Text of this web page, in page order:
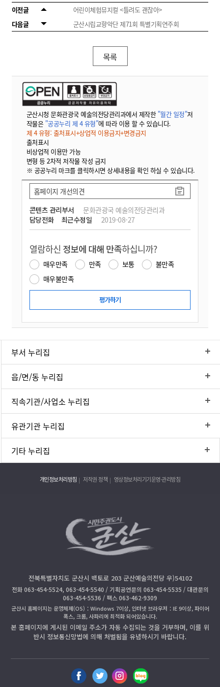
이전글
어린이체험뮤지컬 <틀려도 괜찮아>
다음글
군산시립교향악단 제71회 특별기획연주회
목록
군산시청 문화관광국 예술의전당관리과에서 제작한 "월간 일정"저
작물은 "공공누리 제 4 유형"에 따라 이용 할 수 있습니다.
제 4 유형: 출처표시+상업적 이용금지+변경금지
출처표시
비상업적 이용만 가능
변형 등 2차적 저작물 작성 금지
※ 공공누리 마크를 클릭하시면 상세내용을 확인 하실 수 있습니다.
콘텐츠 관리부서
문화관광국 예술의전당관리과
담당전화
최근수정일 2019-08-27
홈페이지 개선의견
열람하신 정보에 대해 만족하십니까?
매우만족 만족 보통
불만족
매우불만족
부서 누리집
읍/면/동 누리집
직속기관/사업소 누리집
유관기관 누리집
기타 누리집
개인정보처리방침 저작권 정책 영상정보처리기기운영·관리방침
전북특별자치도 군산시 백토로 203 군산예술의전당 우)54102
전화 063-454-5524, 063-454-5540 / 기획공연문의 063-454-5535 / 대관문의
063-454-5536 / 팩스 063-462-9309
군산시 홈페이지는 운영체제(OS)：Windows 7이상, 인터넷 브라우저：IE 9이상, 파이어
폭스, 크롬, 사파리에 최적화 되어있습니다.
본 홈페이지에 게시된 이메일 주소가 자동 수집되는 것을 거부하며, 이를 위
반시 정보통신망법에 의해 처벌됨을 유념하시기 바랍니다.
페
이
트
위
인
스
블
로